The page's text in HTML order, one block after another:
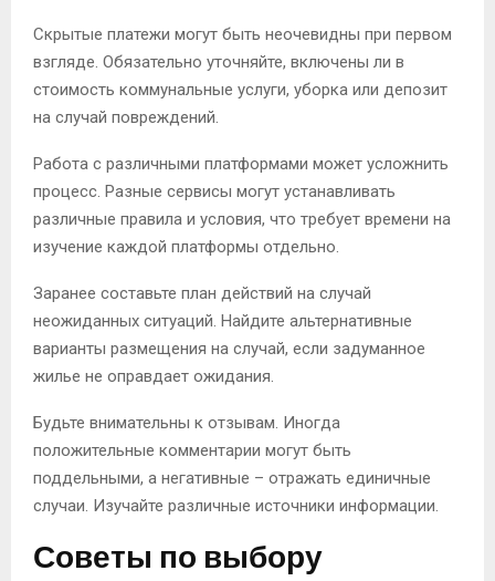
Скрытые платежи могут быть неочевидны при первом
взгляде. Обязательно уточняйте, включены ли в
стоимость коммунальные услуги, уборка или депозит
на случай повреждений.
Работа с различными платформами может усложнить
процесс. Разные сервисы могут устанавливать
различные правила и условия, что требует времени на
изучение каждой платформы отдельно.
Заранее составьте план действий на случай
неожиданных ситуаций. Найдите альтернативные
варианты размещения на случай, если задуманное
жилье не оправдает ожидания.
Будьте внимательны к отзывам. Иногда
положительные комментарии могут быть
поддельными, а негативные – отражать единичные
случаи. Изучайте различные источники информации.
Советы по выбору